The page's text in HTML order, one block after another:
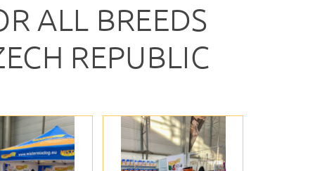
ALL BREEDS
REPUBLIC